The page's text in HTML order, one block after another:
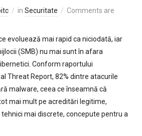
in Securitate
Comments are
evoluează mai rapid ca niciodată, iar
(SMB) nu mai sunt în afara
Conform raportului
Threat Report, 82% dintre atacurile
malware, ceea ce înseamnă că
mai mult pe acreditări legitime,
mai discrete, concepute pentru a